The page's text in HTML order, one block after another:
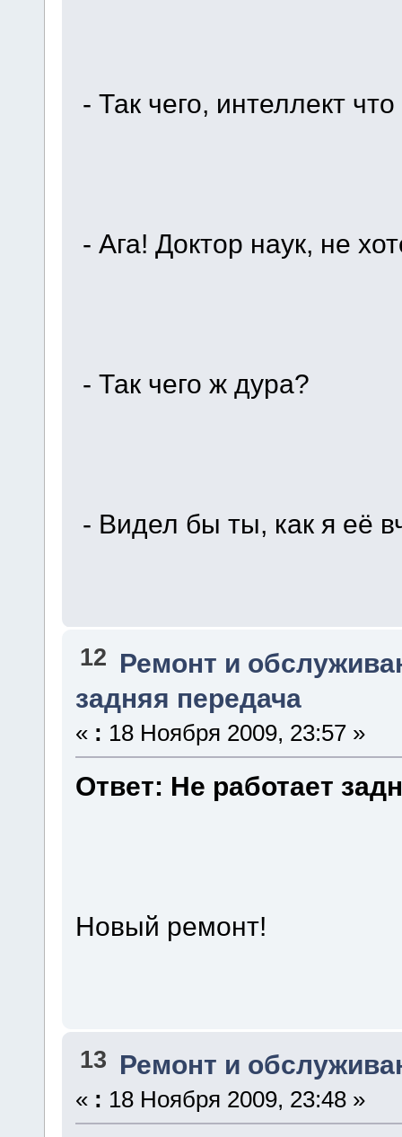
- Так чего, интеллект
- Ага! Доктор наук, не
- Так чего ж дура?
- Видел бы ты, как я её
12 Ремонт и
задняя передача
« : 18 Ноября 2009, 23:57 »
Ответ: Не работает
Новый ремонт!
13 Ремонт и
« : 18 Ноября 2009, 23:48 »